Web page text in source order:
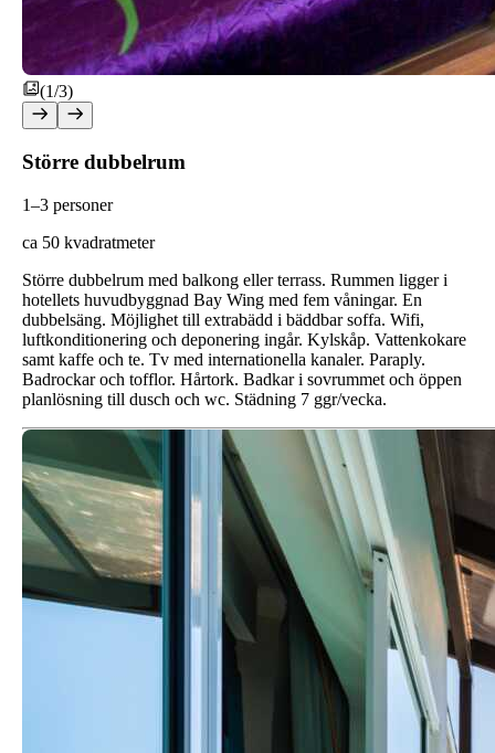
(1/3)
Större dubbelrum
1–3 personer
ca 50 kvadratmeter
Större dubbelrum med balkong eller terrass. Rummen ligger i
hotellets huvudbyggnad Bay Wing med fem våningar. En
dubbelsäng. Möjlighet till extrabädd i bäddbar soffa. Wifi,
luftkonditionering och deponering ingår. Kylskåp. Vattenkokare
samt kaffe och te. Tv med internationella kanaler. Paraply.
Badrockar och tofflor. Hårtork. Badkar i sovrummet och öppen
planlösning till dusch och wc. Städning 7 ggr/vecka.